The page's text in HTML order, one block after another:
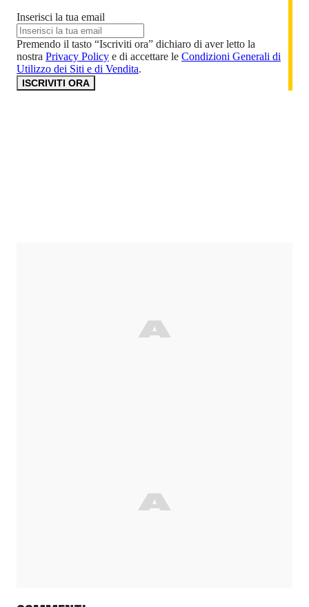
Inserisci la tua email
Premendo il tasto “Iscriviti ora” dichiaro di aver letto la
nostra Privacy Policy e di accettare le Condizioni Generali di
Utilizzo dei Siti e di Vendita.
ISCRIVITI ORA